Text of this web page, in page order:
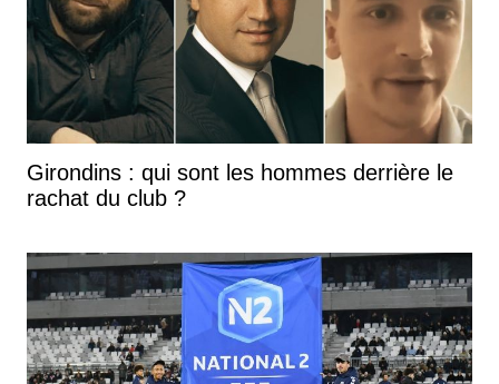
Girondins : qui sont les hommes derrière le
rachat du club ?